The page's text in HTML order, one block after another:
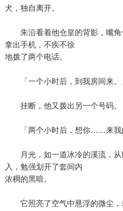
犬，独自离开。
朱沿看着他仓皇的背影，嘴角
拿出手机，不疾不徐
地拨了两个电话。
「一个小时后，到我房间来。
挂断，他又拨出另一个号码。
「两个小时后，想你……来我
月光，如一道冰冷的溪流，从
入，勉强划开了套间内
浓稠的黑暗。
它照亮了空气中悬浮的微尘，